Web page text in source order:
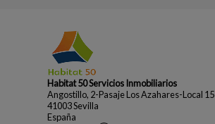
Habitat 50 Servicios Inmobiliarios
Angostillo, 2-Pasaje Los Azahares-Local 15
41003 Sevilla
España